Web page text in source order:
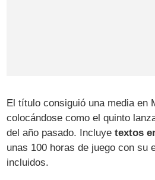
El título consiguió una media en
colocándose como el quinto
del año pasado. Incluyetextos
unas 100 horas de juego con su
incluidos.